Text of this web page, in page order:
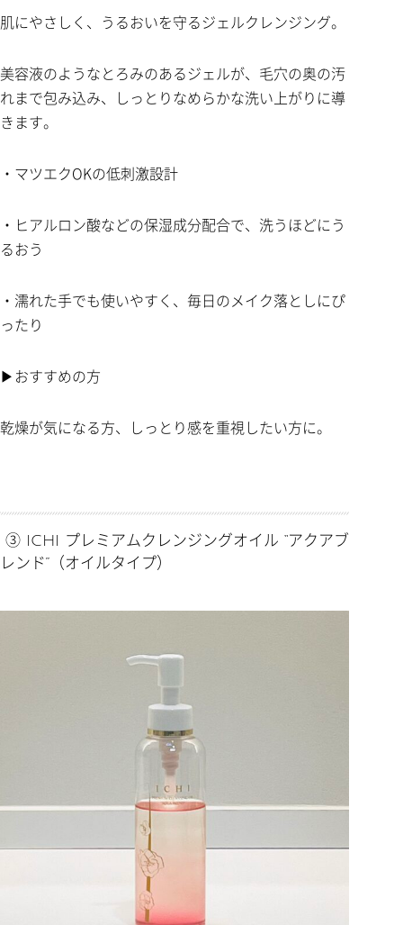
肌にやさしく、うるおいを守るジェルクレンジング。
美容液のようなとろみのあるジェルが、毛穴の奥の汚
れまで包み込み、しっとりなめらかな洗い上がりに導
きます。
・マツエクOKの低刺激設計
・ヒアルロン酸などの保湿成分配合で、洗うほどにう
るおう
・濡れた手でも使いやすく、毎日のメイク落としにぴ
ったり
▶おすすめの方
乾燥が気になる方、しっとり感を重視したい方に。
③ ICHI プレミアムクレンジングオイル “アクアブ
レンド”（オイルタイプ）